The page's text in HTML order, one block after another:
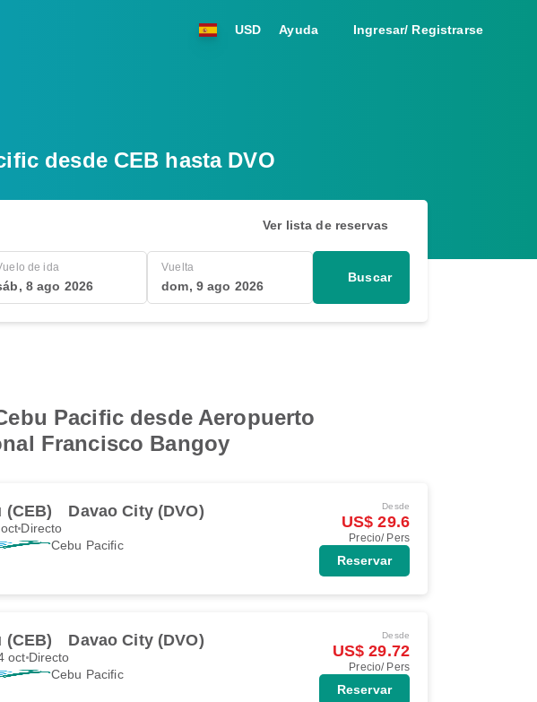
USD Ayuda Ingresar/ Registrarse
desde CEB hasta DVO
Ver lista de reservas
de ida
8 ago 2026
Vuelta
dom, 9 ago 2026
Buscar
Pacific desde Aeropuerto
Francisco Bangoy
(CEB) Davao City (DVO)
Directo
Cebu Pacific
Desde
US$ 29.6
Precio/ Pers
Reservar
(CEB) Davao City (DVO)
oct Directo
Cebu Pacific
Desde
US$ 29.72
Precio/ Pers
Reservar